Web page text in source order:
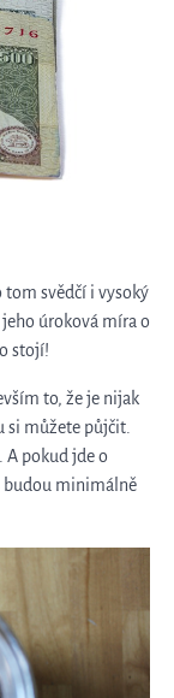
tom svědčí i vysoký
úroková míra o
stojí!
to, že je nijak
si můžete půjčit.
A pokud jde o
budou minimálně